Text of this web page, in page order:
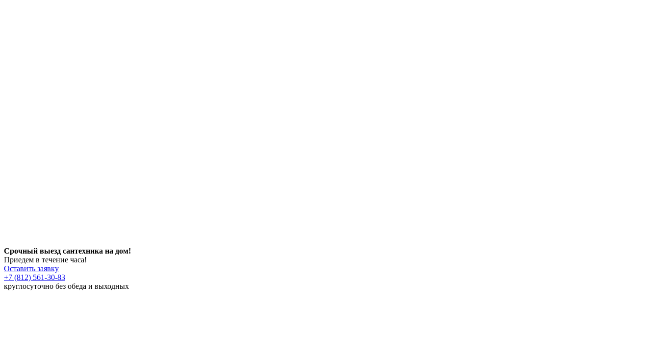
Срочный выезд сантехника на дом!
Приедем в течение часа!
Оставить заявку
+7 (812) 561-30-83
круглосуточно без обеда и выходных